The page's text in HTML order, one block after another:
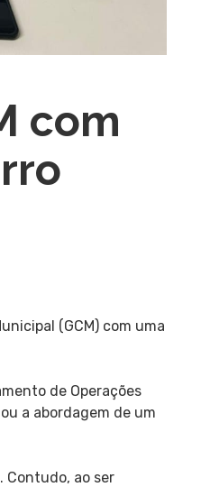
com
(GCM) com uma
de Operações
a abordagem de um
Contudo, ao ser